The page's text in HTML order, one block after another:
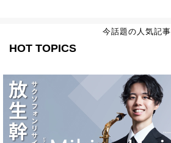
今話題の人気記事
HOT TOPICS